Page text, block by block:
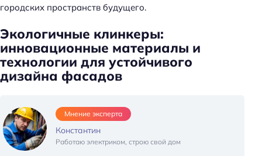
городских пространств будущего.
Экологичные клинкеры:
инновационные материалы и
технологии для устойчивого
дизайна фасадов
Мнение эксперта
Константин
Работаю электриком, строю свой дом